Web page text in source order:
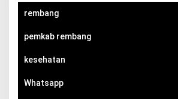
rembang
pemkab rembang
kesehatan
Whatsapp